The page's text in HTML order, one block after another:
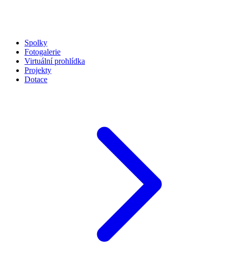
Spolky
Fotogalerie
Virtuální prohlídka
Projekty
Dotace